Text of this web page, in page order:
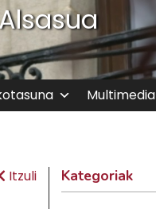
Multimedia
Itzuli Kategoriak